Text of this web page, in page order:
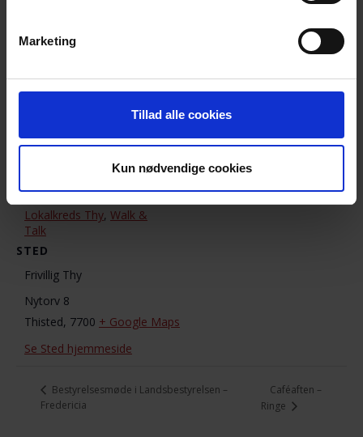
Marketing
Tillad alle cookies
Kun nødvendige cookies
Kategorier:
Lokalkreds Thy, Walk &
Talk
STED
Frivillig Thy
Nytorv 8
Thisted, 7700 + Google Maps
Se Sted hjemmeside
Telefon
Bestyrelsesmøde i Landsbestyrelsen –
Fredericia
Caféaften –
Ringe